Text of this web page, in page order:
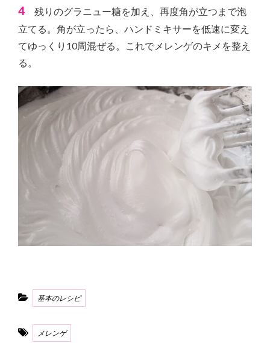
4 残りのグラニュー糖を加え、再度角が立つまで泡
立てる。角が立ったら、ハンドミキサーを低速に変え
てゆっくり10周混ぜる。これでメレンゲのキメを整え
る。
Categories
基本のレシピ
Tags
メレンゲ